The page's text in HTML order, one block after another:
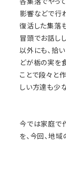
影響などで行
復活した集落も
冒頭でお話し
以外にも、拾
どが栃の実を
ことで段々と
しい方達も少
今では家庭で
を、今回、地